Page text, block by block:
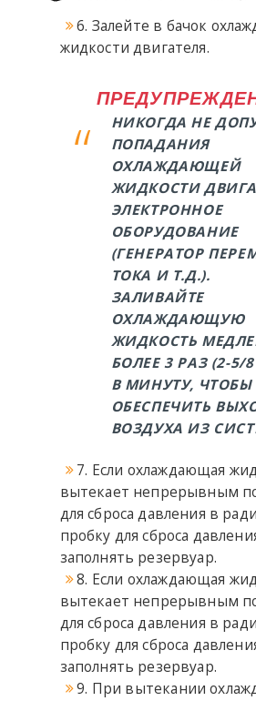
6. Залейте в бачок
жидкости двигателя.
НИКОГДА НЕ
ПОПАДАНИЯ
ОХЛАЖДАЮЩЕЙ
ЖИДКОСТИ
ЭЛЕКТРОННОЕ
ОБОРУДОВАНИЕ
(ГЕНЕРАТОР
ТОКА И Т.Д.).
ЗАЛИВАЙТЕ
ОХЛАЖДАЮЩУЮ
ЖИДКОСТЬ
БОЛЕЕ 3 РАЗ (2-
В МИНУТУ, ЧТОБЫ
ОБЕСПЕЧИТЬ
ВОЗДУХА ИЗ
7. Если охлаждающая
вытекает непрерывным
для сброса давления в
пробку для сброса
заполнять резервуар.
8. Если охлаждающая
вытекает непрерывным
для сброса давления в
пробку для сброса
заполнять резервуар.
9. При вытекании